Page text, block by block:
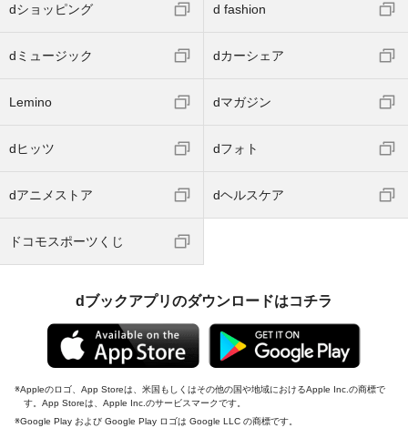
dショッピング d fashion
dミュージック dカーシェア
Lemino dマガジン
dヒッツ dフォト
dアニメストア dヘルスケア
ドコモスポーツくじ
dブックアプリのダウンロードはコチラ
Appleのロゴ、App Storeは、米国もしくはその他の国や地域におけるApple Inc.の商標で
す。App Storeは、Apple Inc.のサービスマークです。
Google Play および Google Play ロゴは Google LLC の商標です。